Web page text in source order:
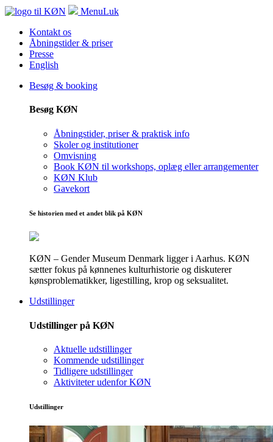
MenuLuk
Kontakt os
Åbningstider & priser
Presse
English
Besøg & booking
Besøg KØN
Åbningstider, priser & praktisk info
Skoler og institutioner
Omvisning
Book KØN til workshops, oplæg eller arrangementer
KØN Klub
Gavekort
Se historien med et andet blik på KØN
KØN – Gender Museum Denmark ligger i Aarhus. KØN
sætter fokus på kønnenes kulturhistorie og diskuterer
kønsproblematikker, ligestilling, krop og seksualitet.
Udstillinger
Udstillinger på KØN
Aktuelle udstillinger
Kommende udstillinger
Tidligere udstillinger
Aktiviteter udenfor KØN
Udstillinger